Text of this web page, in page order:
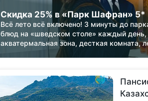
Скидка 25% в «Парк Шафран» 5*
Всё лето всё включено! 3 минуты до
блюд на «шведском столе» каждый день,
акватермальная зона, десткая комната,